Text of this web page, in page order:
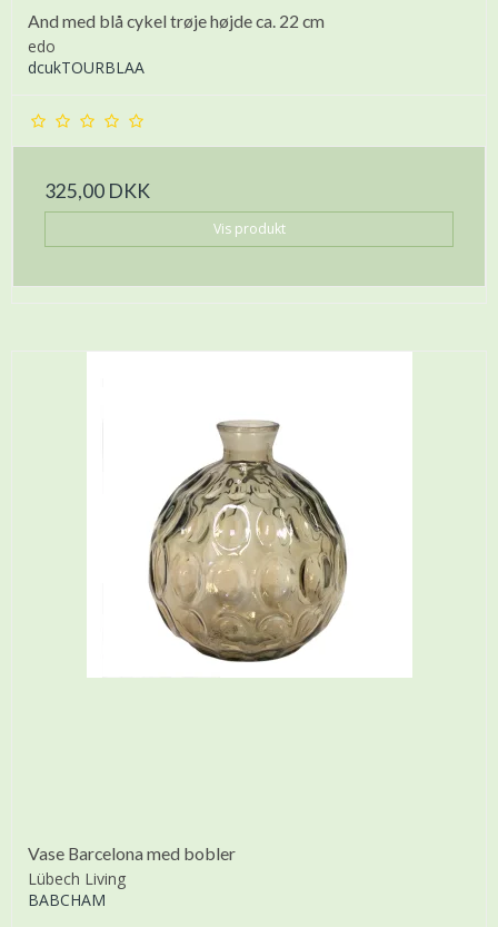
And med blå cykel trøje højde ca. 22 cm
edo
dcukTOURBLAA
325,00 DKK
Vis produkt
Vase Barcelona med bobler
Lübech Living
BABCHAM